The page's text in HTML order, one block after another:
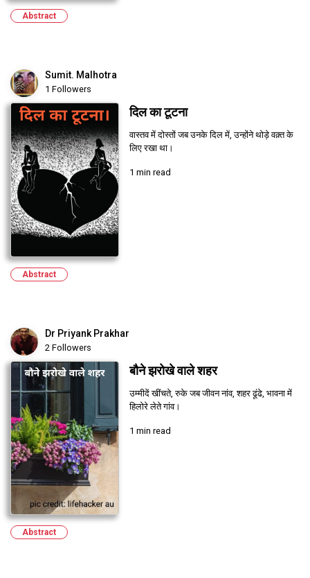
Abstract
Sumit. Malhotra
1 Followers
दिल का टूटना
वास्तव में दोस्तों जब उनके दिल में, उन्होंने थोड़े वक़्त के
लिए रखा था।
1 min read
Abstract
Dr Priyank Prakhar
2 Followers
बौने झरोखे वाले शहर
उम्मीदें खींचते, रुके जब जीवन नांव, शहर ढूंढे, भावना में
हिलोरे लेते गांव।
1 min read
Abstract